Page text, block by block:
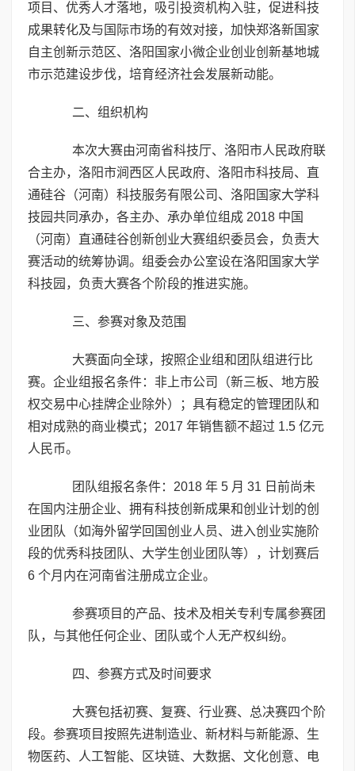
项目、优秀人才落地，吸引投资机构入驻，促进科技
成果转化及与国际市场的有效对接，加快郑洛新国家
自主创新示范区、洛阳国家小微企业创业创新基地城
市示范建设步伐，培育经济社会发展新动能。
二、组织机构
本次大赛由河南省科技厅、洛阳市人民政府联
合主办，洛阳市涧西区人民政府、洛阳市科技局、直
通硅谷（河南）科技服务有限公司、洛阳国家大学科
技园共同承办，各主办、承办单位组成 2018 中国
（河南）直通硅谷创新创业大赛组织委员会，负责大
赛活动的统筹协调。组委会办公室设在洛阳国家大学
科技园，负责大赛各个阶段的推进实施。
三、参赛对象及范围
大赛面向全球，按照企业组和团队组进行比
赛。企业组报名条件：非上市公司（新三板、地方股
权交易中心挂牌企业除外）；具有稳定的管理团队和
相对成熟的商业模式；2017 年销售额不超过 1.5 亿元
人民币。
团队组报名条件：2018 年 5 月 31 日前尚未
在国内注册企业、拥有科技创新成果和创业计划的创
业团队（如海外留学回国创业人员、进入创业实施阶
段的优秀科技团队、大学生创业团队等），计划赛后
6 个月内在河南省注册成立企业。
参赛项目的产品、技术及相关专利专属参赛团
队，与其他任何企业、团队或个人无产权纠纷。
四、参赛方式及时间要求
大赛包括初赛、复赛、行业赛、总决赛四个阶
段。参赛项目按照先进制造业、新材料与新能源、生
物医药、人工智能、区块链、大数据、文化创意、电